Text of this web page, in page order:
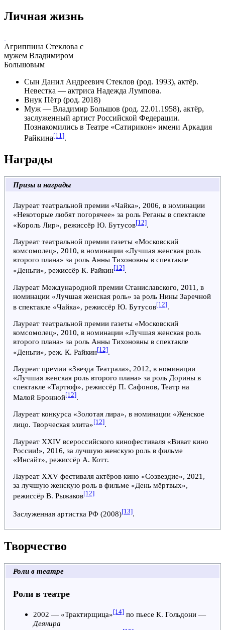
Личная жизнь
Агриппина Стеклова с
мужем Владимиром
Большовым
Сын Данил Андреевич Стеклов (род. 1993), актёр.
Невестка — актриса Надежда Лумпова.
Внук Пётр (род. 2018)
Муж — Владимир Большов (род. 22.01.1958), актёр,
заслуженный артист Российской Федерации.
Познакомились в Театре «Сатирикон» имени Аркадия
Райкина[11].
Награды
Призы и награды
Лауреат театральной премии «Чайка», 2006, в номинации
«Некоторые любят погорячее» за роль Реганы в спектакле
«Король Лир», режиссёр Ю. Бутусов[12].
Лауреат театральной премии газеты «Московский
комсомолец», 2010, в номинации «Лучшая женская роль
второго плана» за роль Анны Тихоновны в спектакле
«Деньги», режиссёр К. Райкин[12].
Лауреат Международной премии Станиславского, 2011, в
номинации «Лучшая женская роль» за роль Нины Заречной
в спектакле «Чайка», режиссёр Ю. Бутусов[12].
Лауреат театральной премии газеты «Московский
комсомолец», 2010, в номинации «Лучшая женская роль
второго плана» за роль Анны Тихоновны в спектакле
«Деньги», реж. К. Райкин[12].
Лауреат премии «Звезда Театрала», 2012, в номинации
«Лучшая женская роль второго плана» за роль Дорины в
спектакле «Тартюф», режиссёр П. Сафонов, Театр на
Малой Бронной[12].
Лауреат конкурса «Золотая лира», в номинации «Женское
лицо. Творческая элита» [12].
Лауреат XXIV всероссийского кинофестиваля «Виват кино
России!», 2016, за лучшую женскую роль в фильме
«Инсайт», режиссёр А. Котт.
Лауреат XXV фестиваля актёров кино «Созвездие», 2021,
за лучшую женскую роль в фильме «День мёртвых»,
режиссёр В. Рыжаков[12]
Заслуженная артистка РФ (2008)[13].
Творчество
Роли в театре
Роли в театре
2002 — «Трактирщица» [14] по пьесеК. Гольдони —
Деянира